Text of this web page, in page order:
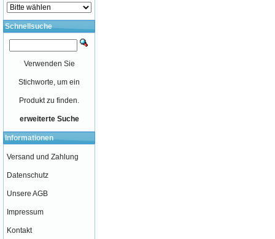
Schnellsuche
Verwenden Sie
Stichworte, um ein
Produkt zu finden.
erweiterte Suche
Informationen
Versand und Zahlung
Datenschutz
Unsere AGB
Impressum
Kontakt